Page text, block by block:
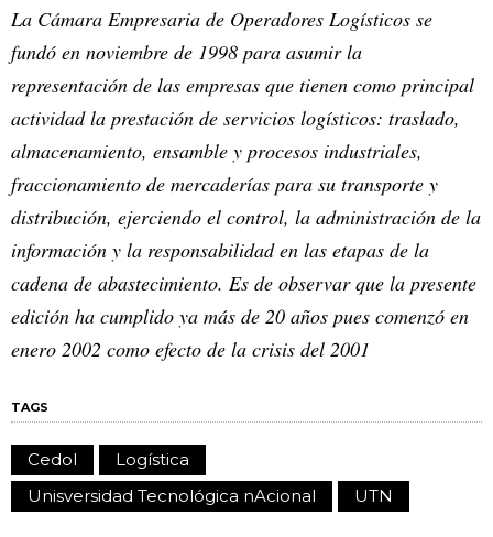
La Cámara Empresaria de Operadores Logísticos se
fundó en noviembre de 1998 para asumir la
representación de las empresas que tienen como principal
actividad la prestación de servicios logísticos: traslado,
almacenamiento, ensamble y procesos industriales,
fraccionamiento de mercaderías para su transporte y
distribución, ejerciendo el control, la administración de la
información y la responsabilidad en las etapas de la
cadena de abastecimiento. Es de observar que la presente
edición ha cumplido ya más de 20 años pues comenzó en
enero 2002 como efecto de la crisis del 2001
TAGS
Cedol
Logística
Unisversidad Tecnológica nAcional
UTN